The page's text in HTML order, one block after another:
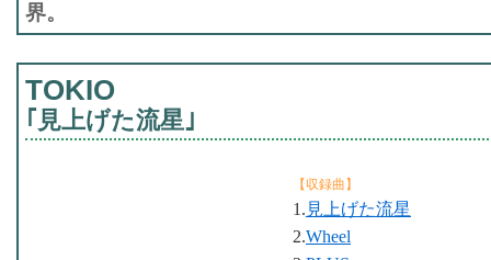
界。
TOKIO
｢見上げた流星｣
【収録曲】
1. 見上げた流星
2.Wheel